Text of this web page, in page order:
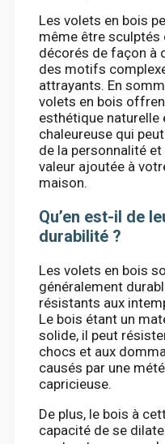
Les volets en bois
même être sculptés
décorés de façon à
des motifs
attrayants. En
volets en bois
esthétique naturelle
chaleureuse qui
de la personnalité et
valeur ajoutée à
maison.
Qu’en est-il de
durabilité ?
Les volets en bois
généralement
résistants aux
Le bois étant un
solide, il peut
chocs et aux
causés par une
capricieuse.
De plus, le bois à
capacité de se